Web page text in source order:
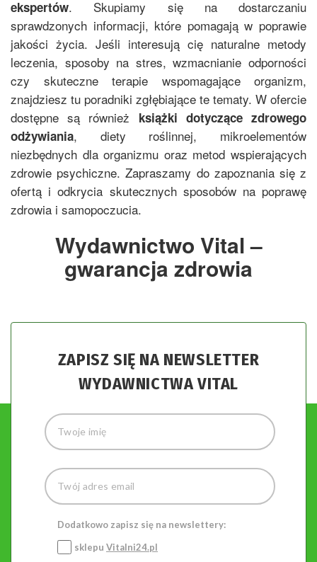
ekspertów. Skupiamy się na dostarczaniu
sprawdzonych informacji, które pomagają w poprawie
jakości życia. Jeśli interesują cię naturalne metody
leczenia, sposoby na stres, wzmacnianie odporności
czy skuteczne terapie wspomagające organizm,
znajdziesz tu poradniki zgłębiające te tematy. W ofercie
dostępne są również książki dotyczące zdrowego
odżywiania, diety roślinnej, mikroelementów
niezbędnych dla organizmu oraz metod wspierających
zdrowie psychiczne. Zapraszamy do zapoznania się z
ofertą i odkrycia skutecznych sposobów na poprawę
zdrowia i samopoczucia.
Wydawnictwo Vital –
gwarancja zdrowia
ZAPISZ SIĘ NA NEWSLETTER
WYDAWNICTWA VITAL
Dodatkowo zapisz się na newslettery:
sklepu Vitalni24.pl